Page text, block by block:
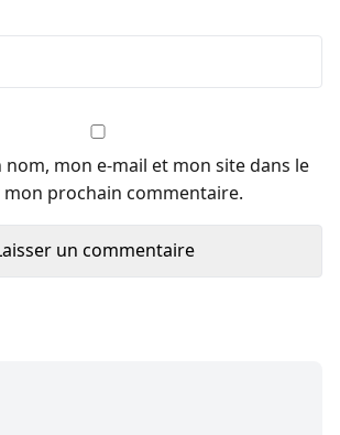
mon e-mail et mon site dans le
prochain commentaire.